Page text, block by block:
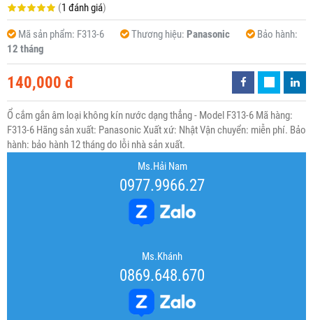
(1 đánh giá)
Mã sản phẩm: F313-6 Thương hiệu: Panasonic
Bảo hành:
12 tháng
140,000 đ
Ổ cắm gắn âm loại không kín nước dạng thẳng - Model F313-6 Mã hàng:
F313-6 Hãng sản xuất: Panasonic Xuất xứ: Nhật Vận chuyển: miễn phí. Bảo
hành: bảo hành 12 tháng do lỗi nhà sản xuất.
Ms.Hải Nam
0977.9966.27
Ms.Khánh
0869.648.670